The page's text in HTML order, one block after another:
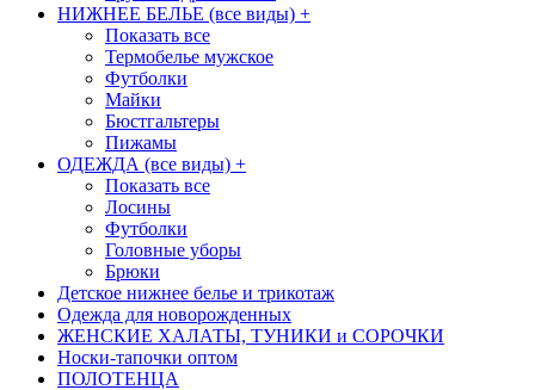
НИЖНЕЕ БЕЛЬЕ (все виды) +
Показать все
Термобелье мужское
Футболки
Майки
Бюстгальтеры
Пижамы
ОДЕЖДА (все виды) +
Показать все
Лосины
Футболки
Головные уборы
Брюки
Детское нижнее белье и трикотаж
Одежда для новорожденных
ЖЕНСКИЕ ХАЛАТЫ, ТУНИКИ и СОРОЧКИ
Носки-тапочки оптом
ПОЛОТЕНЦА